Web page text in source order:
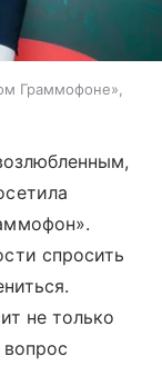
Граммофоне»,
спросить
не только
вопрос